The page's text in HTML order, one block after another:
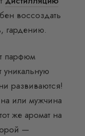
воссоздать
гардению.
парфюм
развиваются!
или мужчина
же аромат на
—